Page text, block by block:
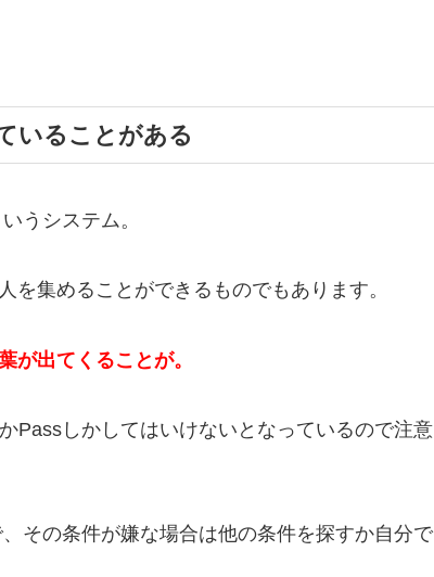
いることがある
うシステム。
集めることができるものでもあります。
が出てくることが。
Passしかしてはいけないとなっているので注意
その条件が嫌な場合は他の条件を探すか自分で